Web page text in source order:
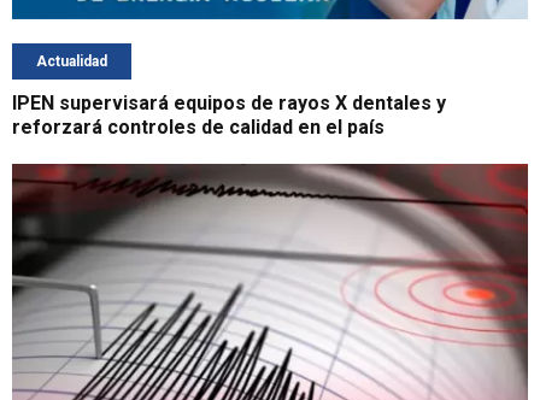
Actualidad
IPEN supervisará equipos de rayos X dentales y
reforzará controles de calidad en el país